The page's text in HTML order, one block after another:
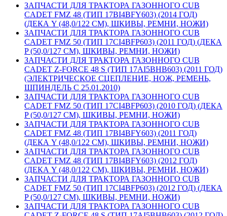
ЗАПЧАСТИ ДЛЯ ТРАКТОРА ГАЗОННОГО CUB
CADET FMZ 48 (ТИП 17BI4BFY603) (2014 ГОД)
(ДЕКА Y (48,0/122 СМ), ШКИВЫ, РЕМНИ, НОЖИ)
ЗАПЧАСТИ ДЛЯ ТРАКТОРА ГАЗОННОГО CUB
CADET FMZ 50 (ТИП 17CI4BFP603) (2011 ГОД) (ДЕКА
P (50,0/127 СМ), ШКИВЫ, РЕМНИ, НОЖИ)
ЗАПЧАСТИ ДЛЯ ТРАКТОРА ГАЗОННОГО CUB
CADET Z-FORCE 48 S (ТИП 17AI5BHB603) (2011 ГОД)
(ЭЛЕКТРИЧЕСКОЕ СЦЕПЛЕНИЕ, НОЖ, РЕМЕНЬ,
ШПИНДЕЛЬ С 25.01.2010)
ЗАПЧАСТИ ДЛЯ ТРАКТОРА ГАЗОННОГО CUB
CADET FMZ 50 (ТИП 17CI4BFP603) (2010 ГОД) (ДЕКА
P (50,0/127 СМ), ШКИВЫ, РЕМНИ, НОЖИ)
ЗАПЧАСТИ ДЛЯ ТРАКТОРА ГАЗОННОГО CUB
CADET FMZ 48 (ТИП 17BI4BFY603) (2011 ГОД)
(ДЕКА Y (48,0/122 СМ), ШКИВЫ, РЕМНИ, НОЖИ)
ЗАПЧАСТИ ДЛЯ ТРАКТОРА ГАЗОННОГО CUB
CADET FMZ 48 (ТИП 17BI4BFY603) (2012 ГОД)
(ДЕКА Y (48,0/122 СМ), ШКИВЫ, РЕМНИ, НОЖИ)
ЗАПЧАСТИ ДЛЯ ТРАКТОРА ГАЗОННОГО CUB
CADET FMZ 50 (ТИП 17CI4BFP603) (2012 ГОД) (ДЕКА
P (50,0/127 СМ), ШКИВЫ, РЕМНИ, НОЖИ)
ЗАПЧАСТИ ДЛЯ ТРАКТОРА ГАЗОННОГО CUB